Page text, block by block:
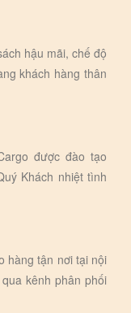
hậu mãi, chế độ
khách hàng thân
được đào tạo
Khách nhiệt tình
hàng tận nơi tại nội
kênh phân phối